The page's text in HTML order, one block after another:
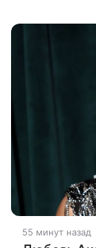
55 минут назад